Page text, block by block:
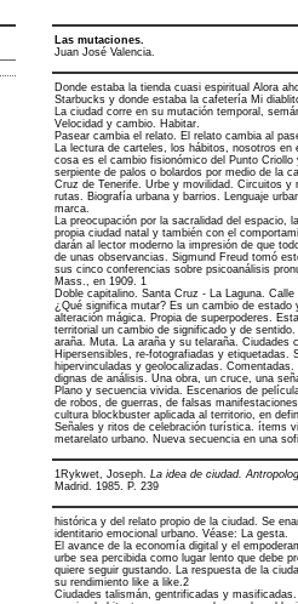
Las mutaciones.
Juan José Valencia.
Donde estaba la tienda cuasi espiritual Alora
Starbucks y donde estaba la cafetería Mi
La ciudad corre en su mutación temporal,
Velocidad y cambio. Habitar.
Pasear cambia el relato. El relato cambia al
La lectura de carteles, los hábitos, nosotros en
cosa es el cambio fisionómico del Punto
serpiente de palos o bolardos por medio de la
Cruz de Tenerife. Urbe y movilidad. Circuitos y
rutas. Biografía urbana y barrios. Lenguaje
marca.
La preocupación por la sacralidad del espacio,
propia ciudad natal y también con el
darán al lector moderno la impresión de que
de unas observancias. Sigmund Freud tomó
sus cinco conferencias sobre psicoanálisis
Mass., en 1909. 1
Doble capitalino. Santa Cruz - La Laguna. Calle
¿Qué significa mutar? Es un cambio de estado
alteración mágica. Propia de superpoderes.
territorial un cambio de significado y de
araña. Muta. La araña y su telaraña. Ciudades
Hipersensibles, re-fotografiadas y etiquetadas.
hipervinculadas y geolocalizadas.
dignas de análisis. Una obra, un cruce, una
Plano y secuencia vivida. Escenarios de
de robos, de guerras, de falsas
cultura blockbuster aplicada al territorio, en
Señales y ritos de celebración turística. ítems
metarelato urbano. Nueva secuencia en una
1Rykwet, Joseph. La idea de ciudad.
Madrid. 1985. P. 239
histórica y del relato propio de la ciudad. Se
identitario emocional urbano. Véase: La gesta.
El avance de la economía digital y el
urbe sea percibida como lugar lento que debe
quiere seguir gustando. La respuesta de la
su rendimiento like a like.2
Ciudades talismán, gentrificadas y